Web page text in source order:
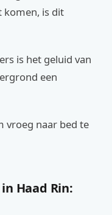
komen, is dit
is het geluid van
een
vroeg naar bed te
Haad Rin: